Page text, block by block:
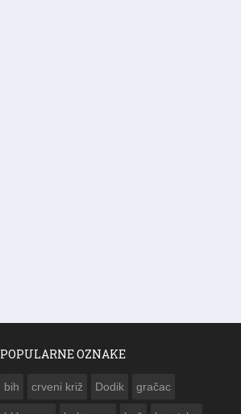
POPULARNE OZNAKE
bih crveni križ Dodik gračac